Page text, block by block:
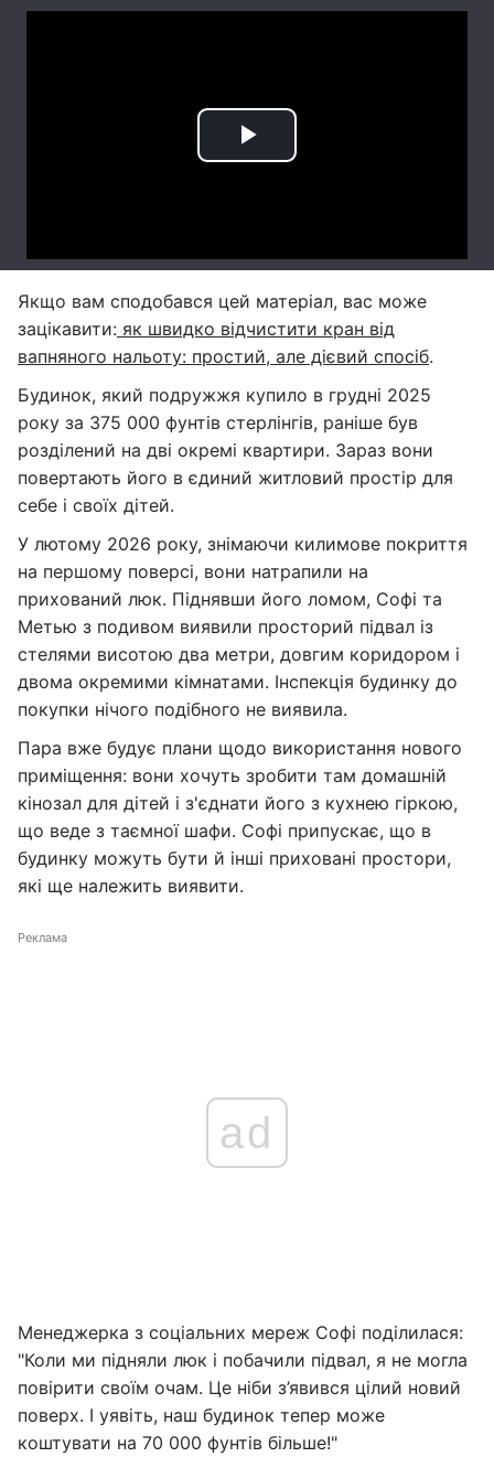
Якщо вам сподобався цей матеріал, вас може
зацікавити: як швидко відчистити кран від
вапняного нальоту: простий, але дієвий спосіб.
Будинок, який подружжя купило в грудні 2025
року за 375 000 фунтів стерлінгів, раніше був
розділений на дві окремі квартири. Зараз вони
повертають його в єдиний житловий простір для
себе і своїх дітей.
У лютому 2026 року, знімаючи килимове покриття
на першому поверсі, вони натрапили на
прихований люк. Піднявши його ломом, Софі та
Метью з подивом виявили просторий підвал із
стелями висотою два метри, довгим коридором і
двома окремими кімнатами. Інспекція будинку до
покупки нічого подібного не виявила.
Пара вже будує плани щодо використання нового
приміщення: вони хочуть зробити там домашній
кінозал для дітей і з'єднати його з кухнею гіркою,
що веде з таємної шафи. Софі припускає, що в
будинку можуть бути й інші приховані простори,
які ще належить виявити.
Реклама
ad
Менеджерка з соціальних мереж Софі поділилася:
"Коли ми підняли люк і побачили підвал, я не могла
повірити своїм очам. Це ніби з’явився цілий новий
поверх. І уявіть, наш будинок тепер може
коштувати на 70 000 фунтів більше!"